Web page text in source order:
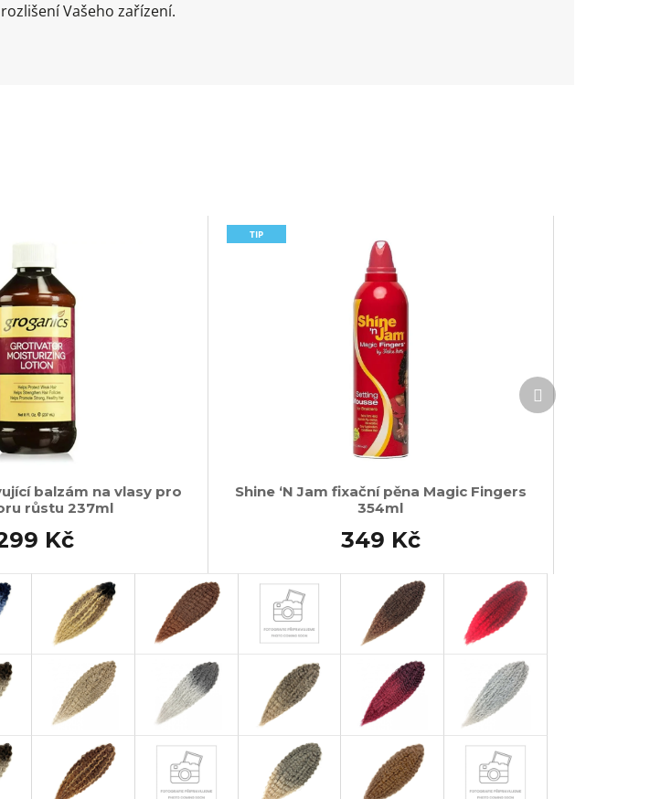
Vašeho zařízení.
balzám na vlasy pro
růstu 237ml
Kč
TIP
Shine ‘N Jam fixační pěna Magic Fingers
354ml
349 Kč
Další
produkt